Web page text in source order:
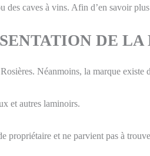
des caves à vins. Afin d’en savoir
DE LA
Néanmoins, la marque existe
et autres laminoirs.
propriétaire et ne parvient pas à